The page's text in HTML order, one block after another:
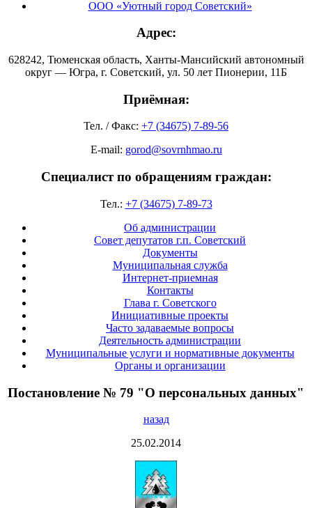
ООО «Уютный город Советский»
Адрес:
628242, Тюменская область, Ханты-Мансийский автономный
округ — Югра, г. Советский, ул. 50 лет Пионерии, 11Б
Приёмная:
Тел. / Факс: +7 (34675) 7-89-56
E-mail: gorod@sovrnhmao.ru
Специалист по обращениям граждан:
Тел.: +7 (34675) 7-89-73
Об администрации
Совет депутатов г.п. Советский
Документы
Муниципальная служба
Интернет-приемная
Контакты
Глава г. Советского
Инициативные проекты
Часто задаваемые вопросы
Деятельность администрации
Муниципальные услуги и нормативные документы
Органы и организации
Постановление № 79 "О персональных данных"
назад
25.02.2014